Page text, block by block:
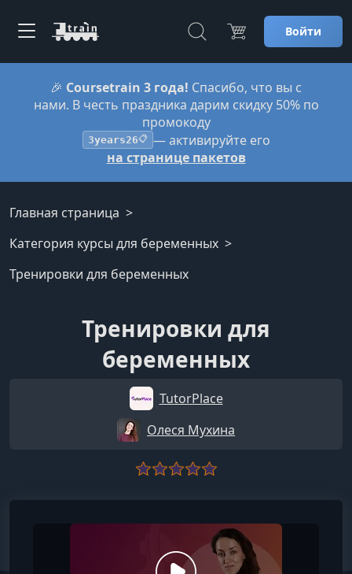
Войти
🎉 Coursetrain 3 года! Спасибо, что вы с
нами. В честь праздника дарим скидку 50% по
промокоду
3years26📋 — активируйте его
на странице пакетов
Главная страница
Категория курсы для беременных
Тренировки для беременных
Тренировки для
беременных
TutorPlace
Олеся Мухина